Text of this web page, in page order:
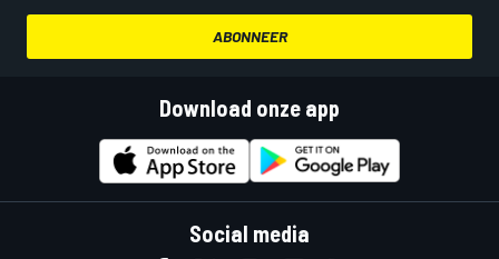
ABONNEER
Download onze app
Social media